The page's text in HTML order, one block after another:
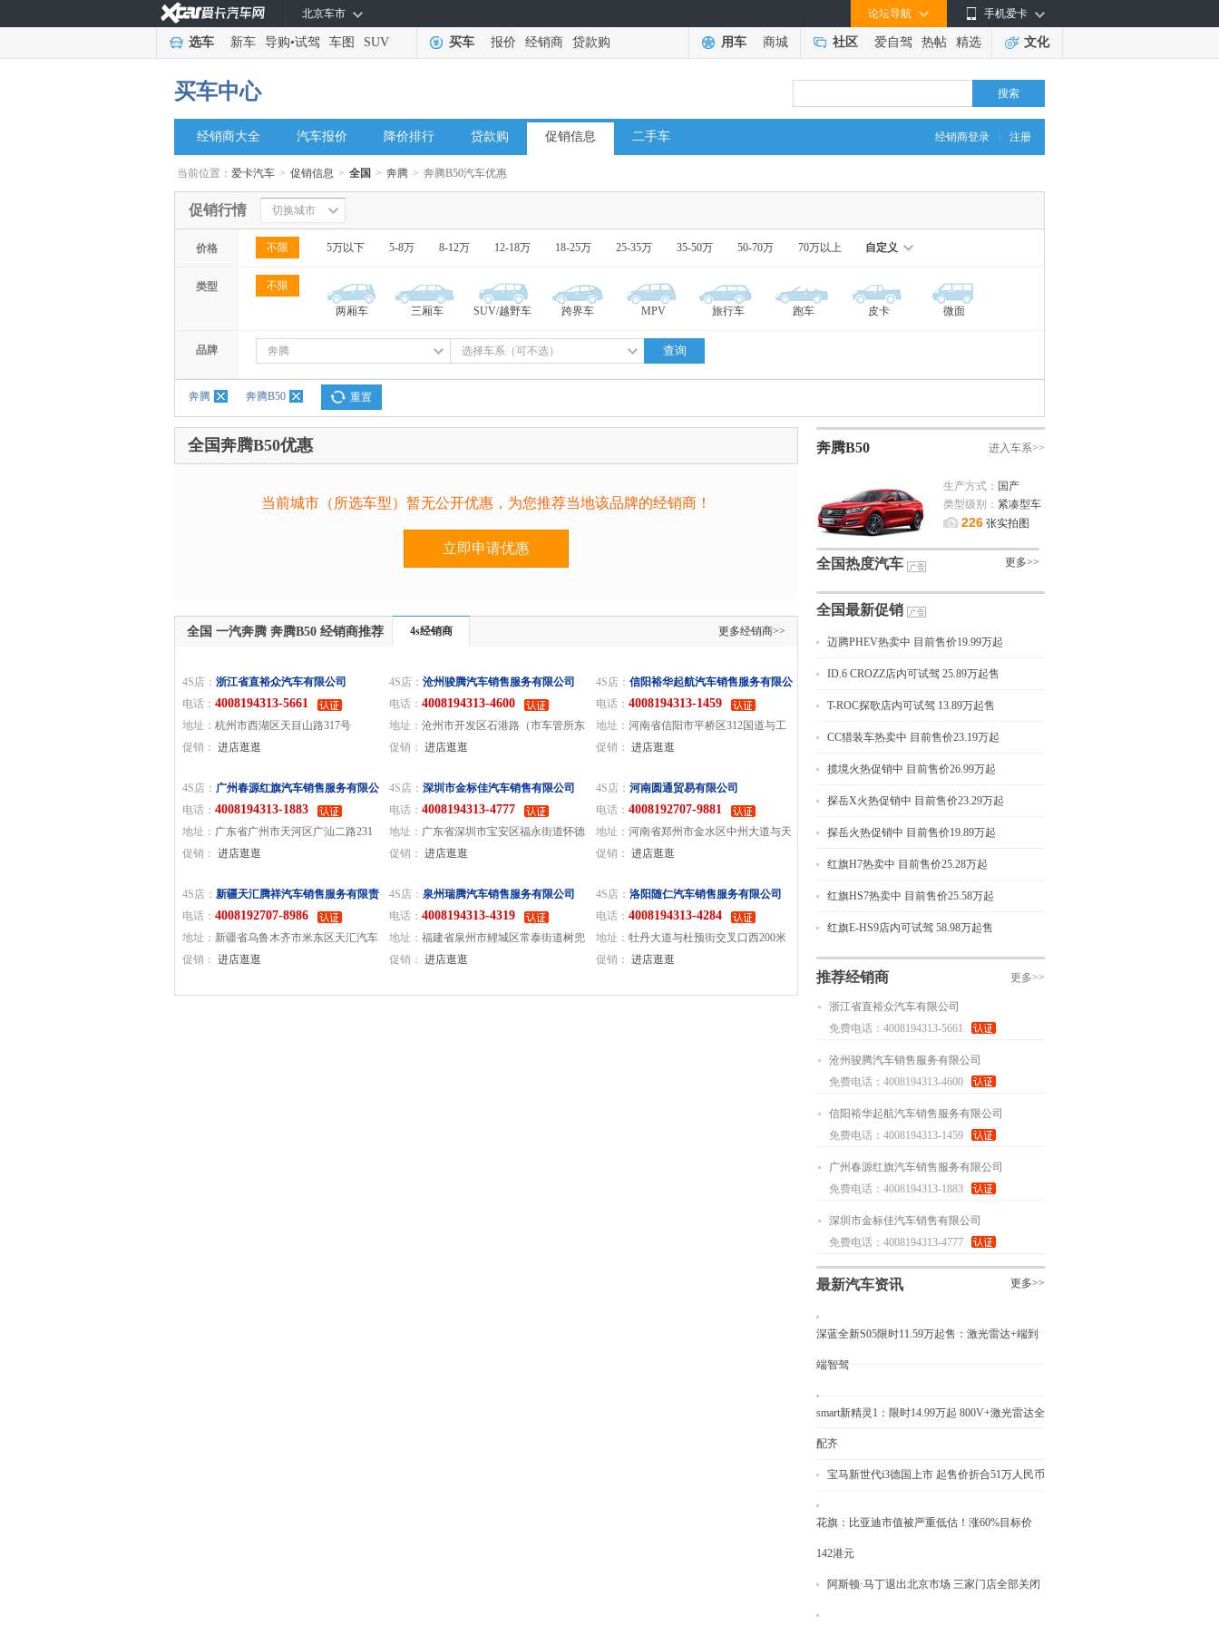
手机爱卡
论坛导航
北京车市
选车 新车 导购•试驾 车图 SUV 买车 报价 经销商 贷款购 用车 商城 社区 爱自驾 热帖 精选 文化
买车中心 搜索
经销商登录 注册
经销商大全 汽车报价 降价排行 贷款购 促销信息 二手车
当前位置： 爱卡汽车 > 促销信息 > 全国 > 奔腾 > 奔腾B50汽车优惠
促销行情 切换城市
价格 不限 5万以下 5-8万 8-12万 12-18万 18-25万 25-35万 35-50万 50-70万 70万以上 自定义
类型
不限
两厢车
三厢车 SUV/越野车 跨界车 MPV 旅行车 跑车 皮卡 微面
品牌 奔腾 选择车系（可不选） 查询
奔腾 奔腾B50 重置
全国奔腾B50优惠
当前城市（所选车型）暂无公开优惠，为您推荐当地该品牌的经销商！
立即申请优惠
全国 一汽奔腾 奔腾B50 经销商推荐 4s经销商 更多经销商>>
4S店： 浙江省直裕众汽车有限公司
电话： 4008194313-5661
地址： 杭州市西湖区天目山路317号
促销： 进店逛逛
4S店： 沧州骏腾汽车销售服务有限公司
电话： 4008194313-4600
地址： 沧州市开发区石港路（市车管所东
800米路北）
促销： 进店逛逛
4S店： 信阳裕华起航汽车销售服务有限公
司
电话： 4008194313-1459
地址： 河南省信阳市平桥区312国道与工
十路交叉口东北角信阳工业城招商中心往
促销： 进店逛逛
4S店： 广州春源红旗汽车销售服务有限公
司
电话： 4008194313-1883
地址： 广东省广州市天河区广汕二路231
号（地铁6号线柯木朗站B出口）
促销： 进店逛逛
4S店： 深圳市金标佳汽车销售有限公司
电话： 4008194313-4777
地址： 广东省深圳市宝安区福永街道怀德
社区怀德南路6号所在楼栋怀德南路6-10号
促销： 进店逛逛
4S店： 河南圆通贸易有限公司
电话： 4008192707-9881
地址： 河南省郑州市金水区中州大道与天
伦路交叉口西200米
促销： 进店逛逛
4S店： 新疆天汇腾祥汽车销售服务有限责
任公司
电话： 4008192707-8986
地址： 新疆省乌鲁木齐市米东区天汇汽车
城1592号
促销： 进店逛逛
4S店： 泉州瑞腾汽车销售服务有限公司
电话： 4008194313-4319
地址： 福建省泉州市鲤城区常泰街道树兜
社区南环路1305号
促销： 进店逛逛
4S店： 洛阳随仁汽车销售服务有限公司
电话： 4008194313-4284
地址： 牡丹大道与杜预街交叉口西200米
路北
促销： 进店逛逛
进入车系>>
奔腾B50
生产方式： 国产
类型级别： 紧凑型车
226 张实拍图
全国热度汽车 更多>>
全国最新促销
迈腾PHEV热卖中 目前售价19.99万起
ID.6 CROZZ店内可试驾 25.89万起售
T-ROC探歌店内可试驾 13.89万起售
CC猎装车热卖中 目前售价23.19万起
揽境火热促销中 目前售价26.99万起
探岳X火热促销中 目前售价23.29万起
探岳火热促销中 目前售价19.89万起
红旗H7热卖中 目前售价25.28万起
红旗HS7热卖中 目前售价25.58万起
红旗E-HS9店内可试驾 58.98万起售
推荐经销商 更多>>
浙江省直裕众汽车有限公司
免费电话：4008194313-5661
沧州骏腾汽车销售服务有限公司
免费电话：4008194313-4600
信阳裕华起航汽车销售服务有限公司
免费电话：4008194313-1459
广州春源红旗汽车销售服务有限公司
免费电话：4008194313-1883
深圳市金标佳汽车销售有限公司
免费电话：4008194313-4777
最新汽车资讯 更多>>
深蓝全新S05限时11.59万起售：激光雷达+端到
端智驾
smart新精灵1：限时14.99万起 800V+激光雷达全
配齐
宝马新世代i3德国上市 起售价折合51万人民币
花旗：比亚迪市值被严重低估！涨60%目标价
142港元
阿斯顿·马丁退出北京市场 三家门店全部关闭